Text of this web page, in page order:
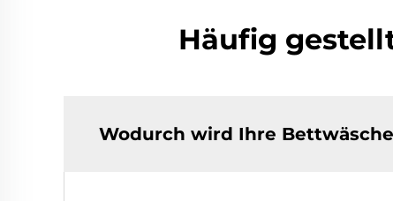
Häufig
Wodurch wird Ihre